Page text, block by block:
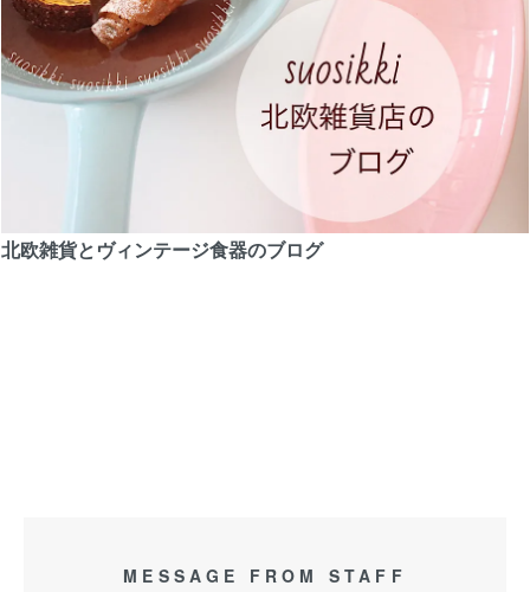
北欧雑貨とヴィンテージ食器のブログ
MESSAGE FROM STAFF